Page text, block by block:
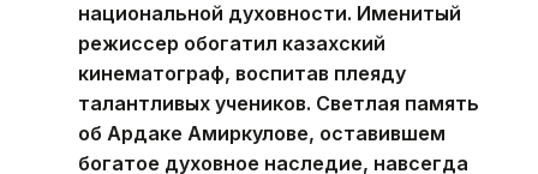
национальной духовности. Именитый
режиссер обогатил казахский
кинематограф, воспитав плеяду
талантливых учеников. Светлая память
об Ардаке Амиркулове, оставившем
богатое духовное наследие, навсегда